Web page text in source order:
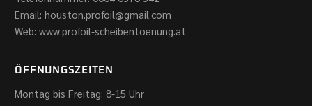
Email: houston.profoil@gmail.com
Web:www.profoil-scheibentoenung.at
ÖFFNUNGSZEITEN
Montag bis Freitag: 8-15 Uhr